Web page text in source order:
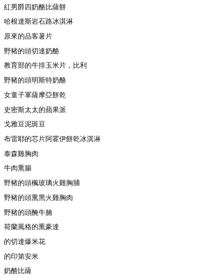
紅男爵四奶酪比薩餅
哈根達斯岩石路冰淇淋
原來的品客薯片
野豬的頭切達奶酪
教育部的牛排玉米片，比利
野豬的頭明斯特奶酪
女童子軍薩摩亞餅乾
史密斯太太的蘋果派
戈雅豆泥斑豆
布雷耶的芯片阿霍伊餅乾冰淇淋
泰森雞胸肉
牛肉熏腸
野豬的頭楓玻璃火雞胸脯
野豬的頭熏黑火雞胸肉
野豬的頭醃牛腩
荷蘭風格的熏豪達
的切達爆米花
的印第安米
奶酪比薩